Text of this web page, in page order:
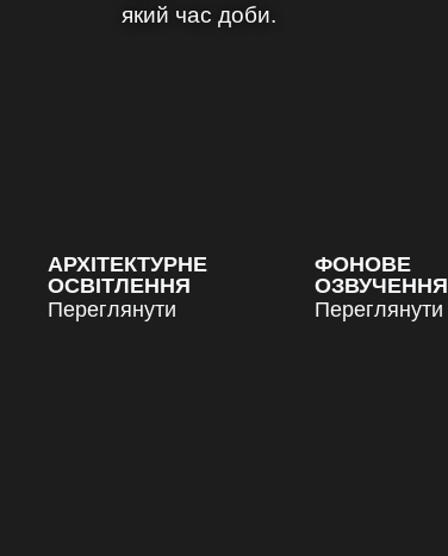
який час доби.
АРХІТЕКТУРНЕ
ОСВІТЛЕННЯ
Переглянути
ФОНОВЕ
ОЗВУЧЕННЯ
Переглянути